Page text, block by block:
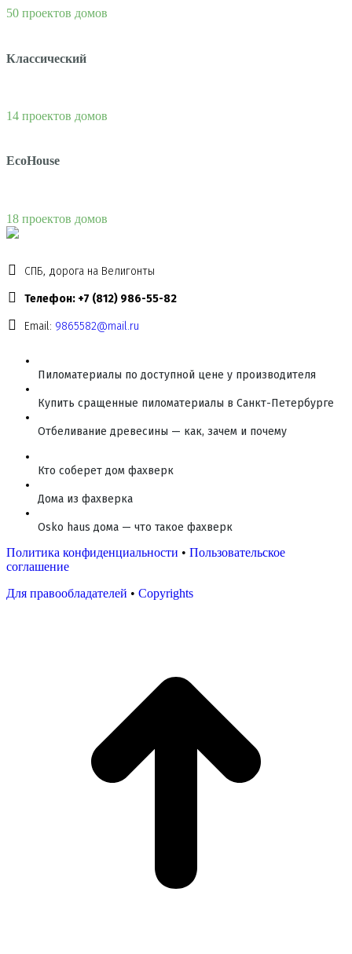
50 проектов домов
Классический
14 проектов домов
EcoHouse
18 проектов домов
СПБ, дорога на Велигонты
Телефон: +7 (812) 986-55-82
Email: 9865582@mail.ru
Пиломатериалы по доступной цене у производителя
Купить сращенные пиломатериалы в Санкт-Петербурге
Отбеливание древесины — как, зачем и почему
Кто соберет дом фахверк
Дома из фахверка
Osko haus дома — что такое фахверк
Политика конфиденциальности • Пользовательское
соглашение
Для правообладателей • Copyrights